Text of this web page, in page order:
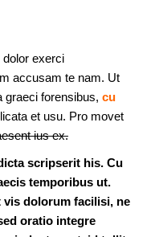
exerci
accusam te nam. Ut
graeci forensibus, cu
et usu. Pro movet
ius ex.
scripserit his. Cu
temporibus ut.
vis dolorum facilisi, ne
oratio integre